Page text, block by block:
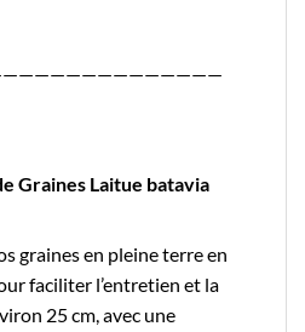
Graines Laitue batavia
graines en pleine terre en
faciliter l’entretien et la
25 cm, avec une